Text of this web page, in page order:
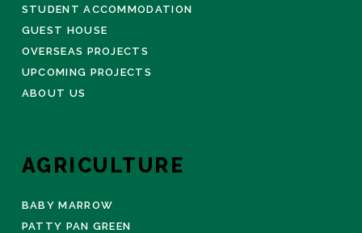
STUDENT ACCOMMODATION
GUEST HOUSE
OVERSEAS PROJECTS
UPCOMING PROJECTS
ABOUT US
AGRICULTURE
BABY MARROW
PATTY PAN GREEN